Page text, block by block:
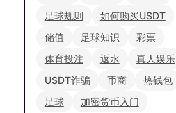
足球规则
如何购买USDT
储值
足球知识
彩票
体育投注
返水
真人娱乐
USDT诈骗
币商
热钱包
足球
加密货币入门